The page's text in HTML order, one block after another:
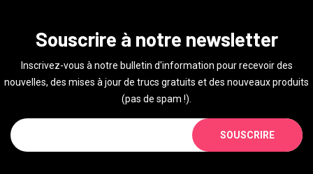
Souscrire à notre newsletter
Inscrivez-vous à notre bulletin d'information pour recevoir des
nouvelles, des mises à jour de trucs gratuits et des nouveaux produits
(pas de spam !).
SOUSCRIRE